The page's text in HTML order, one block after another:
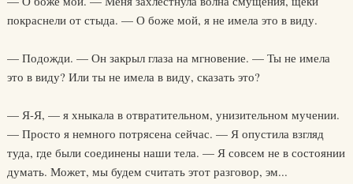
покраснели от стыда. — О боже мой, я не имела это в виду.
— Подожди. — Он закрыл глаза на мгновение. — Ты не имела
это в виду? Или ты не имела в виду, сказать это?
— Я-Я, — я хныкала в отвратительном, унизительном мучении.
— Просто я немного потрясена сейчас. — Я опустила взгляд
туда, где были соединены наши тела. — Я совсем не в состоянии
думать. Может, мы будем считать этот разговор, эм...